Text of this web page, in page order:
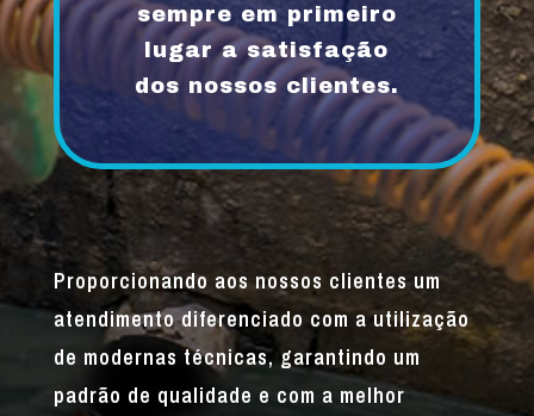
sempre em primeiro
lugar a satisfação
dos nossos clientes.
Proporcionando aos nossos clientes um
atendimento diferenciado com a utilização
de modernas técnicas, garantindo um
padrão de qualidade e com a melhor